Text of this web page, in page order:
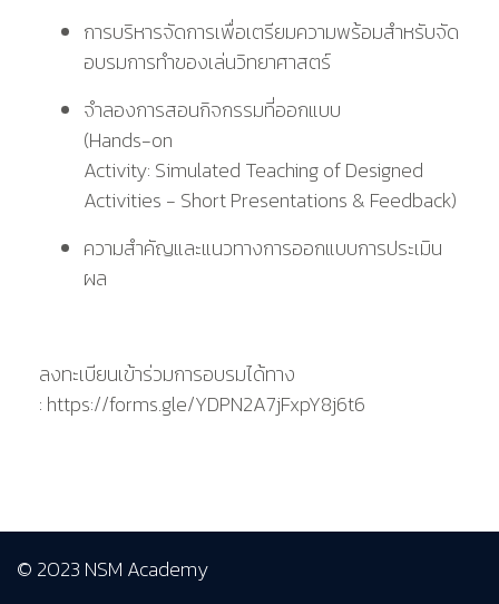
การบริหารจัดการเพื่อเตรียมความพร้อมสำหรับจัด
อบรมการทำของเล่นวิทยาศาสตร์
จำลองการสอนกิจกรรมที่ออกแบบ
(Hands-on
Activity: Simulated Teaching of Designed
Activities - Short Presentations & Feedback)
ความสำคัญและแนวทางการออกแบบการประเมิน
ผล
ลงทะเบียนเข้าร่วมการอบรมได้ทาง
: https://forms.gle/YDPN2A7jFxpY8j6t6
© 2023 NSM Academy